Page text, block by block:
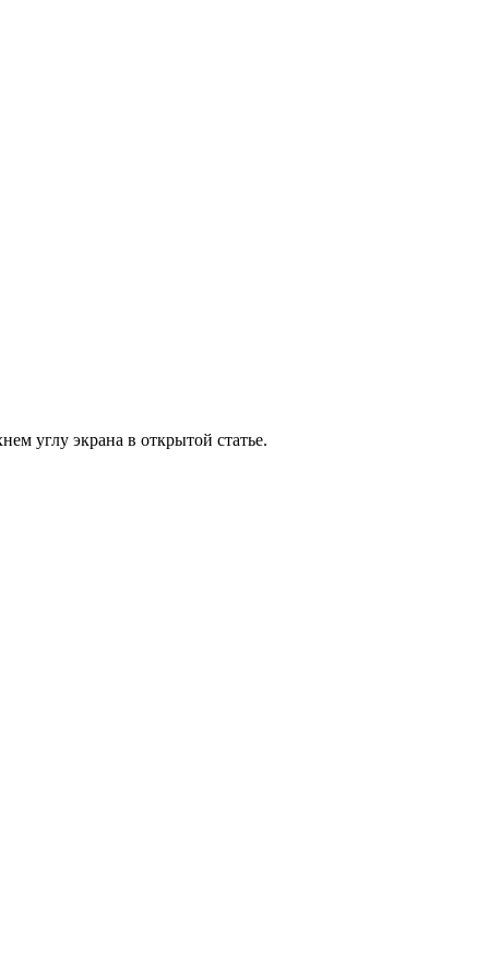
углу экрана в открытой статье.